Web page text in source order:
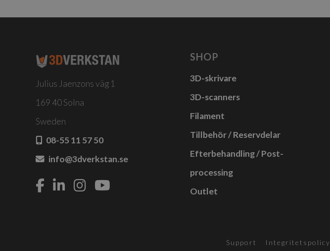
produkten
varianter.
De
kan
väljas
på
Julius Jaenzons väg 1
169 40 Solna
Sweden
08-55 11 57 50
info@3dverkstan.se
SHOP
3D-skrivare
3D-scanners
Filament
Tillbehör / Reservdelar
Efterbehandling / Post-
processing
Outlet
Support Integritetspolicy